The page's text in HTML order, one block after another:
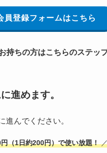
員登録フォームはこちら
ちの方はこちらのステッ
進めます。
進んでください。
（1日約200円）で使い放題！